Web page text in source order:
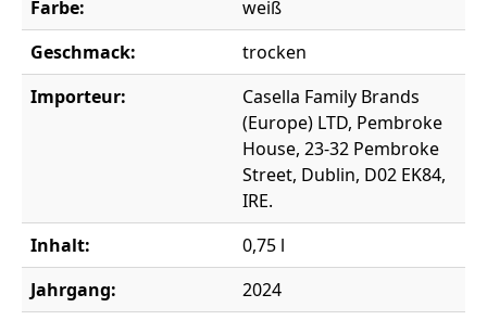
Farbe:
weiß
Geschmack:
trocken
Importeur:
Casella Family Brands
(Europe) LTD, Pembroke
House, 23-32 Pembroke
Street, Dublin, D02 EK84,
IRE.
Inhalt:
0,75 l
Jahrgang:
2024